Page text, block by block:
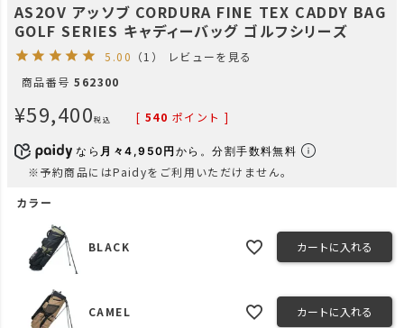
AS2OV アッソブ CORDURA FINE TEX CADDY BAG
GOLF SERIES キャディーバッグ ゴルフシリーズ
5.00 （1）
レビューを見る
商品番号 562300
¥59,400税込 [ 540 ポイント ]
なら 月々4,950円から。分割手数料無料
※予約商品にはPaidyをご利用いただけません。
カラー
BLACK カートに入れる
CAMEL カートに入れる